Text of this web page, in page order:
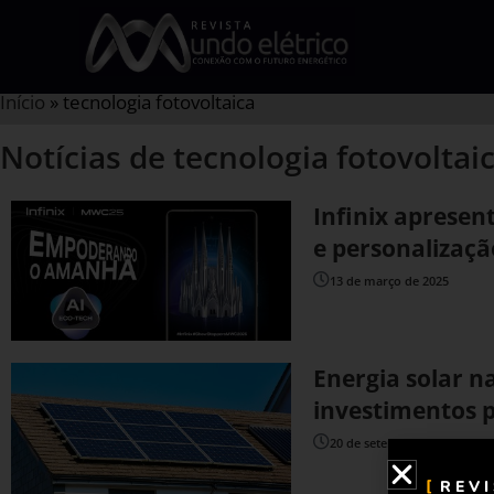
Início»tecnologia fotovoltaica
Notícias de tecnologia
Infinix
e
13 de março de 2025
Energia solar
investimentos
20 de setembro de 2023